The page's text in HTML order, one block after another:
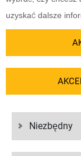
transportowane i
pracownikom,
LGI
uzyskać dalsze
Niezbędny